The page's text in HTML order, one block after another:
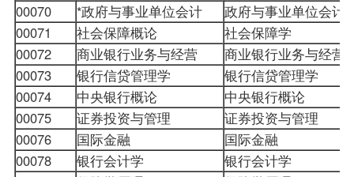
00070
*政府与事业单位会计 政府与事业单位会计
00071
社会保障概论 社会保障学
00072
商业银行业务与经营 商业银行业务与经营
00073
银行信贷管理学 银行信贷管理学
00074
中央银行概论 中央银行概论
00075
证券投资与管理 证券投资与管理
00076
国际金融 国际金融
00078
银行会计学 银行会计学